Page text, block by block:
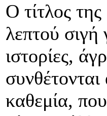
Ο τίτλος
λεπτού
ιστορίες,
καθεμία,